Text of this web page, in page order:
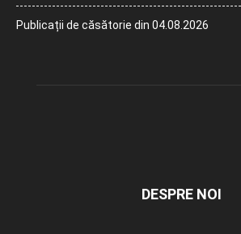
Publicații de căsătorie din 04.08.2026
DESPRE NOI